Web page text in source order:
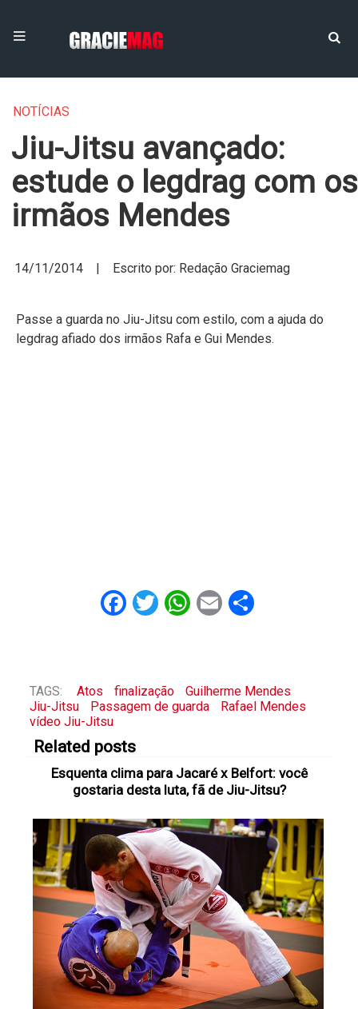
NOTÍCIAS
Jiu-Jitsu avançado:
estude o legdrag com os
irmãos Mendes
14/11/2014 | Escrito por: Redação Graciemag
Passe a guarda no Jiu-Jitsu com estilo, com a ajuda do
legdrag afiado dos irmãos Rafa e Gui Mendes.
Facebook
Twitter
WhatsApp
EmailShare
TAGS: Atos finalização
Guilherme Mendes
Jiu-Jitsu
Passagem de guarda
Rafael Mendes
vídeo Jiu-Jitsu
Related posts
Esquenta clima para Jacaré x Belfort: você
gostaria desta luta, fã de Jiu-Jitsu?